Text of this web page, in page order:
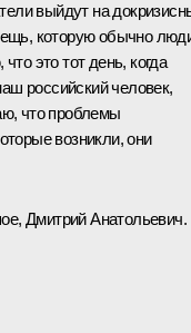
выйдут на
которую обычно
это тот день, когда
российский человек,
что проблемы
возникли, они
Дмитрий Анатольевич.